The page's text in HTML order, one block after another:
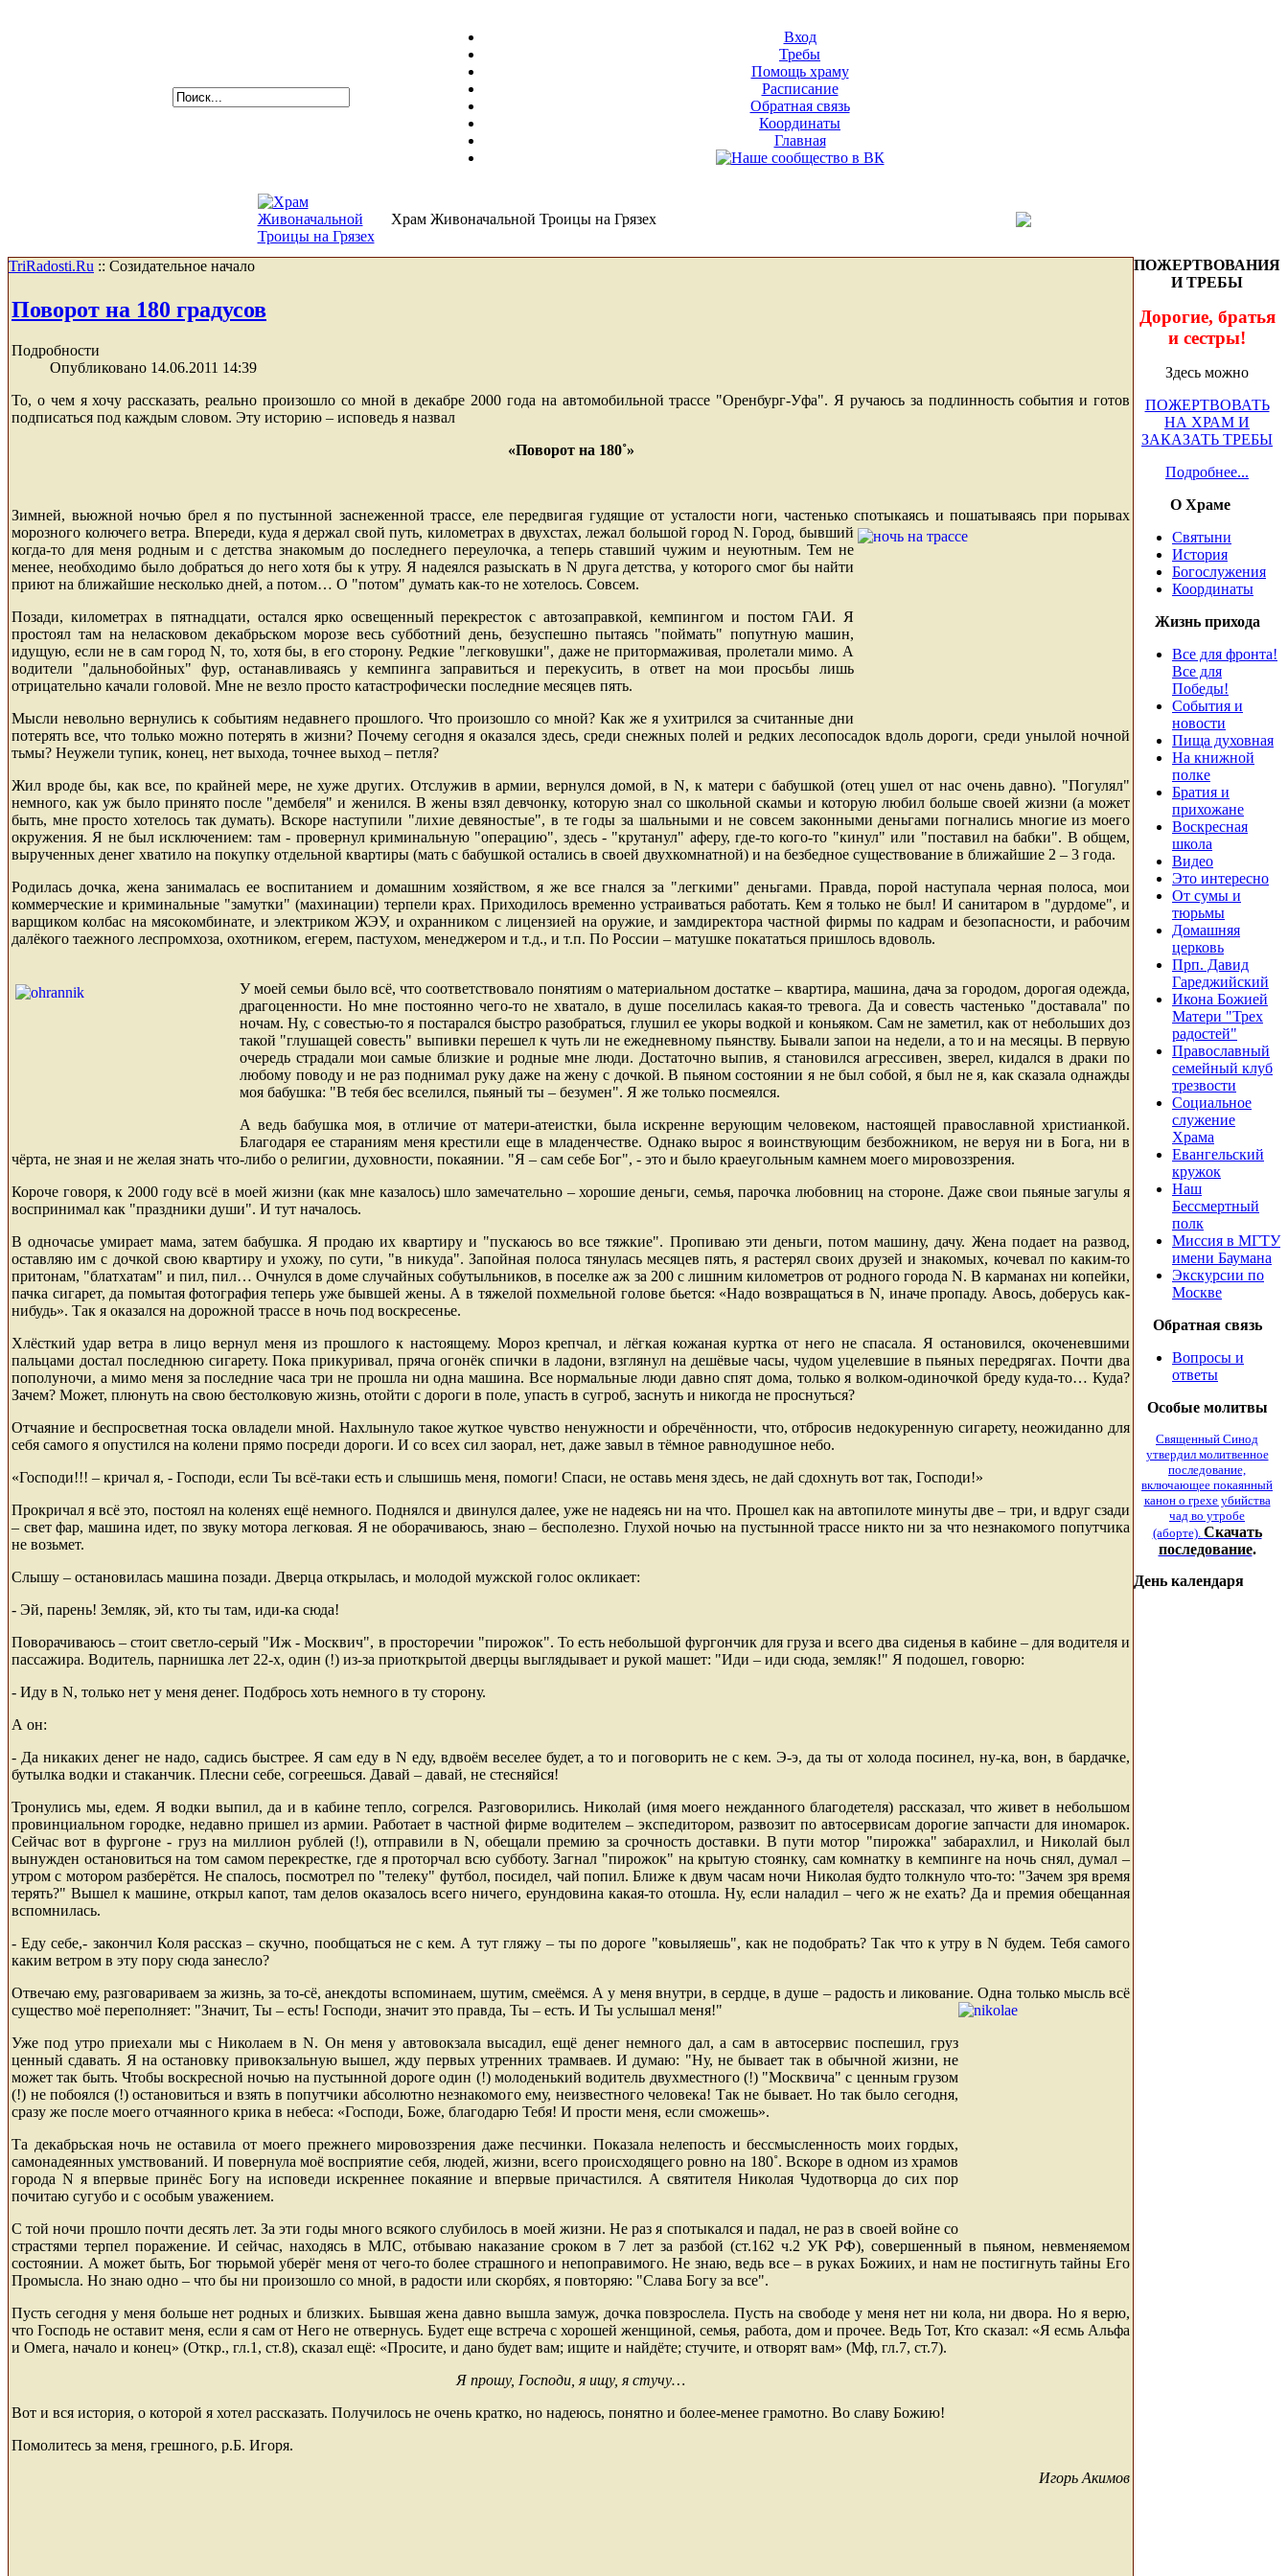
Вход
Требы
Помощь храму
Расписание
Обратная связь
Координаты
Главная
Храм Живоначальной Троицы на Грязех
TriRadosti.Ru :: Созидательное начало
Поворот на 180 градусов
Подробности
Опубликовано 14.06.2011 14:39
То, о чем я хочу рассказать, реально произошло со мной в декабре 2000 года на автомобильной трассе "Оренбург-Уфа". Я ручаюсь за подлинность события и готов
подписаться под каждым словом. Эту историю – исповедь я назвал
«Поворот на 180˚»
Зимней, вьюжной ночью брел я по пустынной заснеженной трассе, еле передвигая гудящие от усталости ноги, частенько спотыкаясь и пошатываясь при порывах
морозного колючего ветра. Впереди, куда я держал свой путь, километрах в двухстах, лежал большой город N. Город, бывший
когда-то для меня родным и с детства знакомым до последнего переулочка, а теперь ставший чужим и неуютным. Тем не
менее, необходимо было добраться до него хотя бы к утру. Я надеялся разыскать в N друга детства, у которого смог бы найти
приют на ближайшие несколько дней, а потом… О "потом" думать как-то не хотелось. Совсем.
Позади, километрах в пятнадцати, остался ярко освещенный перекресток с автозаправкой, кемпингом и постом ГАИ. Я
простоял там на неласковом декабрьском морозе весь субботний день, безуспешно пытаясь "поймать" попутную машин,
идущую, если не в сам городN, то, хотя бы, в его сторону. Редкие "легковушки", даже не притормаживая, пролетали мимо. А
водители "дальнобойных" фур, останавливаясь у кемпинга заправиться и перекусить, в ответ на мои просьбы лишь
отрицательно качали головой. Мне не везло просто катастрофически последние месяцев пять.
Мысли невольно вернулись к событиям недавнего прошлого. Что произошло со мной? Как же я ухитрился за считанные дни
потерять все, что только можно потерять в жизни? Почему сегодня я оказался здесь, среди снежных полей и редких лесопосадок вдоль дороги, среди унылой ночной
тьмы? Неужели тупик, конец, нет выхода, точнее выход – петля?
Жил вроде бы, как все, по крайней мере, не хуже других. Отслужив в армии, вернулся домой, вN, к матери с бабушкой (отец ушел от нас очень давно). "Погулял"
немного, как уж было принято после "дембеля" и женился. В жены взял девчонку, которую знал со школьной скамьи и которую любил больше своей жизни (а может
быть, мне просто хотелось так думать). Вскоре наступили "лихие девяностые", в те годы за шальными и не совсем законными деньгами погнались многие из моего
окружения. Я не был исключением: там - провернул криминальную "операцию", здесь - "крутанул" аферу, где-то кого-то "кинул" или "поставил на бабки". В общем,
вырученных денег хватило на покупку отдельной квартиры (мать с бабушкой остались в своей двухкомнатной) и на безбедное существование в ближайшие 2 – 3 года.
Родилась дочка, жена занималась ее воспитанием и домашним хозяйством, я же все гнался за "легкими" деньгами. Правда, порой наступала черная полоса, мои
коммерческие и криминальные "замутки" (махинации) терпели крах. Приходилось временно устраиваться работать. Кем я только не был! И санитаром в "дурдоме", и
варщиком колбас на мясокомбинате, и электриком ЖЭУ, и охранником с лицензией на оружие, и замдиректора частной фирмы по кадрам и безопасности, и рабочим
далёкого таежного леспромхоза, охотником, егерем, пастухом, менеджером и т.д., и т.п. По России – матушке покататься пришлось вдоволь.
У моей семьи было всё, что соответствовало понятиям о материальном достатке – квартира, машина, дача за городом, дорогая одежда,
драгоценности. Но мне постоянно чего-то не хватало, в душе поселилась какая-то тревога. Да и совесть частенько "доставала" по
ночам. Ну, с совестью-то я постарался быстро разобраться, глушил ее укоры водкой и коньяком. Сам не заметил, как от небольших доз
такой "глушащей совесть" выпивки перешел к чуть ли не ежедневному пьянству. Бывали запои на недели, а то и на месяцы. В первую
очередь страдали мои самые близкие и родные мне люди. Достаточно выпив, я становился агрессивен, зверел, кидался в драки по
любому поводу и не раз поднимал руку даже на жену с дочкой. В пьяном состоянии я не был собой, я был не я, как сказала однажды
моя бабушка: "В тебя бес вселился, пьяный ты – безумен". Я же только посмеялся.
А ведь бабушка моя, в отличие от матери-атеистки, была искренне верующим человеком, настоящей православной христианкой.
Благодаря ее стараниям меня крестили еще в младенчестве. Однако вырос я воинствующим безбожником, не веруя ни в Бога, ни в
чёрта, не зная и не желая знать что-либо о религии, духовности, покаянии. "Я – сам себе Бог", - это и было краеугольным камнем моего мировоззрения.
Короче говоря, к 2000 году всё в моей жизни (как мне казалось) шло замечательно – хорошие деньги, семья, парочка любовниц на стороне. Даже свои пьяные загулы я
воспринимал как "праздники души". И тут началось.
В одночасье умирает мама, затем бабушка. Я продаю их квартиру и "пускаюсь во все тяжкие". Пропиваю эти деньги, потом машину, дачу. Жена подает на развод,
оставляю им с дочкой свою квартиру и ухожу, по сути, "в никуда". Запойная полоса тянулась месяцев пять, я растерял своих друзей и знакомых, кочевал по каким-то
притонам, "блатхатам" и пил, пил… Очнулся в доме случайных собутыльников, в поселке аж за 200 с лишним километров от родного города N. В карманах ни копейки,
пачка сигарет, да помытая фотография теперь уже бывшей жены. А в тяжелой похмельной голове бьется: «Надо возвращаться в N, иначе пропаду. Авось, доберусь как-
нибудь». Так я оказался на дорожной трассе в ночь под воскресенье.
Хлёсткий удар ветра в лицо вернул меня из прошлого к настоящему. Мороз крепчал, и лёгкая кожаная куртка от него не спасала. Я остановился, окоченевшими
пальцами достал последнюю сигарету. Пока прикуривал, пряча огонёк спички в ладони, взглянул на дешёвые часы, чудом уцелевшие в пьяных передрягах. Почти два
пополуночи, а мимо меня за последние часа три не прошла ни одна машина. Все нормальные люди давно спят дома, только я волком-одиночкой бреду куда-то… Куда?
Зачем? Может, плюнуть на свою бестолковую жизнь, отойти с дороги в поле, упасть в сугроб, заснуть и никогда не проснуться?
Отчаяние и беспросветная тоска овладели мной. Нахлынуло такое жуткое чувство ненужности и обречённости, что, отбросив недокуренную сигарету, неожиданно для
себя самого я опустился на колени прямо посреди дороги. И со всех сил заорал, нет, даже завыл в тёмное равнодушное небо.
«Господи!!! – кричал я, - Господи, если Ты всё-таки есть и слышишь меня, помоги! Спаси, не оставь меня здесь, не дай сдохнуть вот так, Господи!»
Прокричал я всё это, постоял на коленях ещёнемного. Поднялся и двинулся далее, уже не надеясь ни на что. Прошел как на автопилоте минуты две – три, и вдруг сзади
– свет фар, машина идет, по звуку мотора легковая. Я не оборачиваюсь, знаю – бесполезно. Глухой ночью на пустынной трассе никто ни за что незнакомого попутчика
не возьмет.
Слышу – остановилась машина позади. Дверца открылась, и молодой мужской голос окликает:
- Эй, парень! Земляк, эй, кто ты там, иди-ка сюда!
Поворачиваюсь – стоит светло-серый "Иж - Москвич", в просторечии "пирожок". То есть небольшой фургончик для груза и всего два сиденья в кабине – для водителя и
пассажира. Водитель, парнишка лет 22-х, один (!) из-за приоткрытой дверцы выглядывает и рукой машет: "Иди – иди сюда, земляк!" Я подошел, говорю:
- Иду в N, только нет у меня денег. Подбрось хоть немного в ту сторону.
А он:
- Да никаких денег не надо, садись быстрее. Я сам еду в N еду, вдвоём веселее будет, а то и поговорить не с кем. Э-э, да ты от холода посинел, ну-ка, вон, в бардачке,
бутылка водки и стаканчик. Плесни себе, согреешься. Давай – давай, не стесняйся!
Тронулись мы, едем. Я водки выпил, да и в кабине тепло, согрелся. Разговорились. Николай (имя моего нежданного благодетеля) рассказал, что живет в небольшом
провинциальном городке, недавно пришел из армии. Работает в частной фирме водителем – экспедитором, развозит по автосервисам дорогие запчасти для иномарок.
Сейчас вот в фургоне - груз на миллион рублей (!), отправили в N, обещали премию за срочность доставки. В пути мотор "пирожка" забарахлил, и Николай был
вынужден остановиться на том самом перекрестке, где я проторчал всю субботу. Загнал "пирожок" на крытую стоянку, сам комнатку в кемпинге на ночь снял, думал –
утром с мотором разберётся. Не спалось, посмотрел по "телеку" футбол, посидел, чай попил. Ближе к двум часам ночи Николая будто толкнуло что-то: "Зачем зря время
терять?" Вышел к машине, открыл капот, там делов оказалось всего ничего, ерундовина какая-то отошла. Ну, если наладил – чего ж не ехать? Да и премия обещанная
вспомнилась.
- Еду себе,- закончил Коля рассказ– скучно, пообщаться не с кем. А тут гляжу – ты по дороге "ковыляешь", как не подобрать? Так что к утру в N будем. Тебя самого
каким ветром в эту пору сюда занесло?
Отвечаю ему,разговариваем за жизнь, за то-сё, анекдоты вспоминаем, шутим, смеёмся. А у меня внутри, в сердце, в душе – радость и ликование. Одна только мысль всё
существо моё переполняет: "Значит, Ты – есть! Господи, значит это правда, Ты – есть. И Ты услышал меня!"
Уже под утро приехали мы с Николаем вN. Он меня у автовокзала высадил, ещё денег немного дал, а сам в автосервис поспешил, груз
ценный сдавать. Я на остановку привокзальную вышел, жду первых утренних трамваев. И думаю: "Ну, не бывает так в обычной жизни, не
может так быть. Чтобы воскресной ночью на пустынной дороге один (!) молоденький водитель двухместного (!) "Москвича" с ценным грузом
(!) не побоялся (!) остановиться и взять в попутчики абсолютно незнакомого ему, неизвестного человека! Так не бывает. Но так было сегодня,
сразу же после моего отчаянного крика в небеса: «Господи, Боже, благодарю Тебя! И прости меня, если сможешь».
Та декабрьская ночь не оставила от моего прежнего мировоззрения даже песчинки. Показала нелепость и бессмысленность моих гордых,
самонадеянных умствований. И повернула моё восприятие себя, людей, жизни, всего происходящего ровно на 180˚. Вскоре в одном из храмов
города N я впервые принёс Богу на исповеди искреннее покаяние и впервые причастился. А святителя Николая Чудотворца до сих пор
почитаю сугубо и с особым уважением.
С той ночи прошло почти десять лет. За эти годы много всякого слубилось в моей жизни. Не раз я спотыкался и падал, не раз в своей войне со
страстями терпел поражение. И сейчас, находясь в МЛС, отбываю наказание сроком в 7 лет за разбой (ст.162 ч.2 УК РФ), совершенный в пьяном, невменяемом
состоянии. А может быть, Бог тюрьмой уберёг меня от чего-то более страшного и непоправимого. Не знаю, ведь все – в руках Божиих, и нам не постигнуть тайны Его
Промысла. Но знаю одно – что бы ни произошло со мной, в радости или скорбях, я повторяю: "Слава Богу за все".
Пусть сегодня у меня больше нет родных и близких. Бывшая жена давно вышла замуж, дочка повзрослела. Пусть на свободе у меня нет ни кола, ни двора. Но я верю,
что Господь не оставит меня, если я сам от Него не отвернусь. Будет еще встреча с хорошей женщиной, семья, работа, дом и прочее. Ведь Тот, Кто сказал: «Я есмь Альфа
и Омега, начало и конец» (Откр., гл.1, ст.8), сказал ещё: «Просите, и дано будет вам; ищите и найдёте; стучите, и отворят вам» (Мф, гл.7, ст.7).
Я прошу, Господи, я ищу, я стучу…
Вот и вся история, о которой я хотел рассказать. Получилось не очень кратко, но надеюсь, понятно и более-менее грамотно. Во славу Божию!
Помолитесь за меня, грешного, р.Б. Игоря.
Игорь Акимов
ПОЖЕРТВОВАНИЯ
И ТРЕБЫ
Дорогие, братья
и сестры!
Здесь можно
ПОЖЕРТВОВАТЬ
НА ХРАМ И
ЗАКАЗАТЬ ТРЕБЫ
Подробнее...
О Храме
Святыни
История
Богослужения
Координаты
Жизнь прихода
Все для фронта!
Все для
Победы!
События и
новости
Пища духовная
На книжной
полке
Братия и
прихожане
Воскресная
школа
Видео
Это интересно
От сумы и
тюрьмы
Домашняя
церковь
Прп. Давид
Гареджийский
Икона Божией
Матери "Трех
радостей"
Православный
семейный клуб
трезвости
Социальное
служение
Храма
Евангельский
кружок
Наш
Бессмертный
полк
Миссия в МГТУ
имени Баумана
Экскурсии по
Москве
Обратная связь
Вопросы и
ответы
Особые молитвы
Священный Синод
утвердил молитвенное
последование,
включающее покаянный
канон о грехе убийства
чад во утробе
(аборте). Скачать
последование.
День календаря